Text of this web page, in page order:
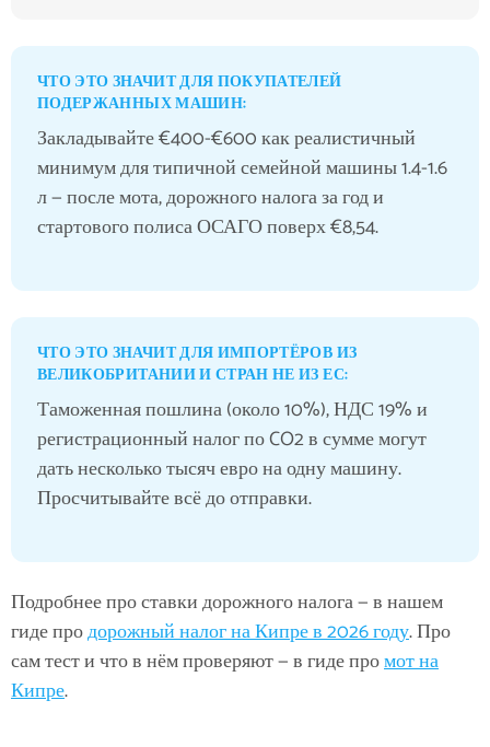
ЧТО ЭТО ЗНАЧИТ ДЛЯ ПОКУПАТЕЛЕЙ
ПОДЕРЖАННЫХ МАШИН:
Закладывайте €400-€600 как реалистичный
минимум для типичной семейной машины 1.4-1.6
л — после мота, дорожного налога за год и
стартового полиса ОСАГО поверх €8,54.
ЧТО ЭТО ЗНАЧИТ ДЛЯ ИМПОРТЁРОВ ИЗ
ВЕЛИКОБРИТАНИИ И СТРАН НЕ ИЗ ЕС:
Таможенная пошлина (около 10%), НДС 19% и
регистрационный налог по CO2 в сумме могут
дать несколько тысяч евро на одну машину.
Просчитывайте всё до отправки.
Подробнее про ставки дорожного налога — в нашем
гиде продорожный налог на Кипре в 2026 году. Про
сам тест и что в нём проверяют — в гиде промот на
Кипре.